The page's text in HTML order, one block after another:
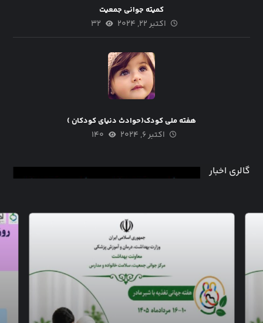
کمیته جوانی جمعیت
اکتبر ۲۲, ۲۰۲۴ ۳۲
هفته ملی کودک(حوادث دنیای کودکان )
اکتبر ۶, ۲۰۲۴ ۱۴۰
گالری اخبار